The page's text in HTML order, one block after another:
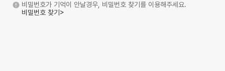
비밀번호가 기억이 안날경우, 비밀번호 찾기를 이용해주세요.
비밀번호 찾기>